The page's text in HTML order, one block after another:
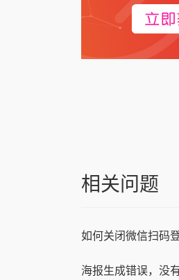
相关问题
如何关闭微信扫码
海报生成错误，没